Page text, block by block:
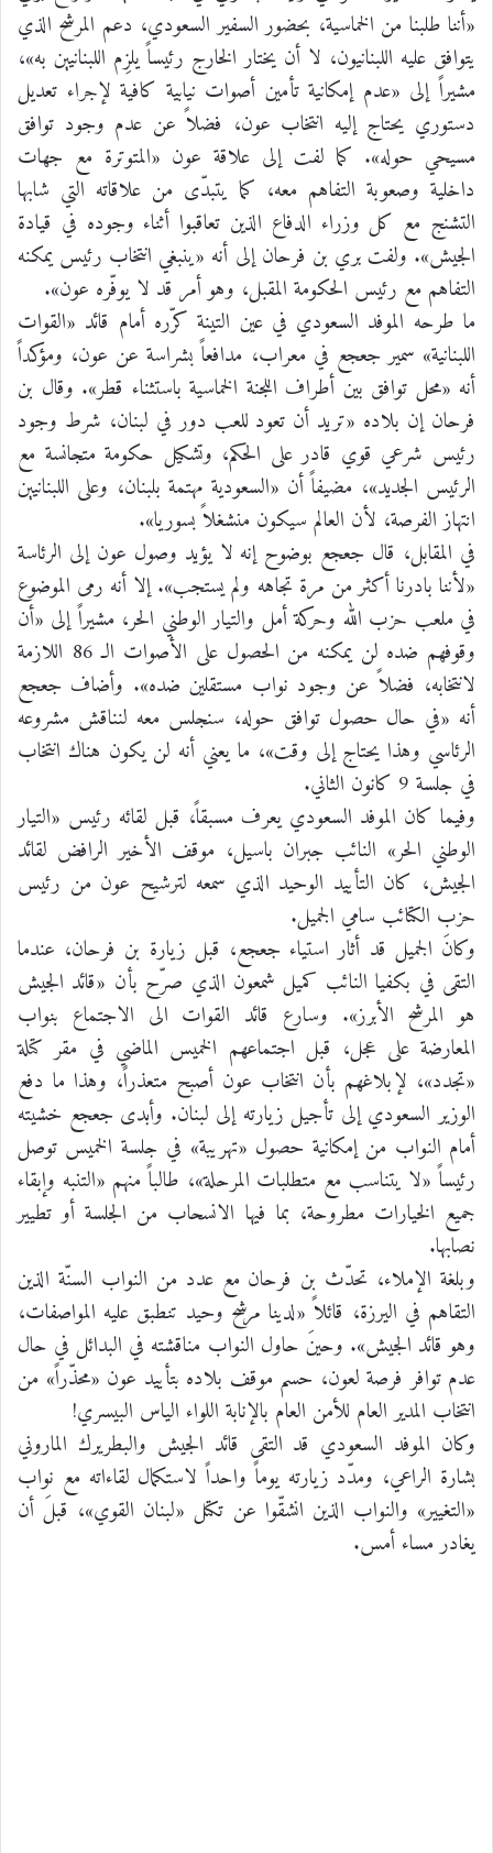
«أننا طلبنا من الخماسية، بحضور السفير السعودي، دعم المرشح الذي
يتوافق عليه اللبنانيون، لا أن يختار الخارج رئيساً يلزِم اللبنانيين به»،
مشيراً إلى «عدم إمكانية تأمين أصوات نيابية كافية لإجراء تعديل
دستوري يحتاج إليه انتخاب عون، فضلاً عن عدم وجود توافق
مسيحي حوله». كما لفت إلى علاقة عون «المتوترة مع جهات
داخلية وصعوبة التفاهم معه، كما يتبدّى من علاقاته التي شابها
التشنج مع كل وزراء الدفاع الذين تعاقبوا أثناء وجوده في قيادة
الجيش». ولفت بري بن فرحان إلى أنه «ينبغي انتخاب رئيس يمكنه
التفاهم مع رئيس الحكومة المقبل، وهو أمر قد لا يوفّره عون».
ما طرحه الموفد السعودي في عين التينة كرّره أمام قائد «القوات
اللبنانية» سمير جعجع في معراب، مدافعاً بشراسة عن عون، ومؤكداً
أنه «محل توافق بين أطراف اللجنة الخماسية باستثناء قطر». وقال بن
فرحان إن بلاده «تريد أن تعود للعب دور في لبنان، شرط وجود
رئيس شرعي قوي قادر على الحكم، وتشكيل حكومة متجانسة مع
الرئيس الجديد»، مضيفاً أن «السعودية مهتمة بلبنان، وعلى اللبنانيين
انتهاز الفرصة، لأن العالم سيكون منشغلاً بسوريا».
في المقابل، قال جعجع بوضوح إنه لا يؤيد وصول عون إلى الرئاسة
«لأننا بادرنا أكثر من مرة تجاهه ولم يستجب». إلا أنه رمى الموضوع
في ملعب حزب الله وحركة أمل والتيار الوطني الحر، مشيراً إلى «أن
وقوفهم ضده لن يمكنه من الحصول على الأصوات الـ 86 اللازمة
لانتخابه، فضلاً عن وجود نواب مستقلين ضده». وأضاف جعجع
أنه «في حال حصول توافق حوله، سنجلس معه لنناقش مشروعه
الرئاسي وهذا يحتاج إلى وقت»، ما يعني أنه لن يكون هناك انتخاب
في جلسة 9 كانون الثاني.
وفيما كان الموفد السعودي يعرف مسبقاً، قبل لقائه رئيس «التيار
الوطني الحر» النائب جبران باسيل، موقف الأخير الرافض لقائد
الجيش، كان التأييد الوحيد الذي سمعه لترشيح عون من رئيس
حزب الكتائب سامي الجميل.
وكانَ الجميل قد أثار استياء جعجع، قبل زيارة بن فرحان، عندما
التقى في بكفيا النائب كميل شمعون الذي صرّح بأن «قائد الجيش
هو المرشح الأبرز». وسارع قائد القوات الى الاجتماع بنواب
المعارضة على عجل، قبل اجتماعهم الخميس الماضي في مقر كتلة
«تجدد»، لإبلاغهم بأن انتخاب عون أصبح متعذراً، وهذا ما دفع
الوزير السعودي إلى تأجيل زيارته إلى لبنان. وأبدى جعجع خشيته
أمام النواب من إمكانية حصول «تهريبة» في جلسة الخميس توصل
رئيساً «لا يتناسب مع متطلبات المرحلة»، طالباً منهم «التنبه وإبقاء
جميع الخيارات مطروحة، بما فيها الانسحاب من الجلسة أو تطيير
نصابها.
وبلغة الإملاء، تحدّث بن فرحان مع عدد من النواب السنّة الذين
التقاهم في اليرزة، قائلاً «لدينا مرشح وحيد تنطبق عليه المواصفات،
وهو قائد الجيش». وحينَ حاول النواب مناقشته في البدائل في حال
عدم توافر فرصة لعون، حسم موقف بلاده بتأييد عون «محذّراً» من
انتخاب المدير العام للأمن العام بالإنابة اللواء الياس البيسري!
وكان الموفد السعودي قد التقى قائد الجيش والبطريرك الماروني
بشارة الراعي، ومدّد زيارته يوماً واحداً لاستكمال لقاءاته مع نواب
«التغيير» والنواب الذين انشقّوا عن تكتل «لبنان القوي»، قبلَ أن
يغادر مساء أمس.